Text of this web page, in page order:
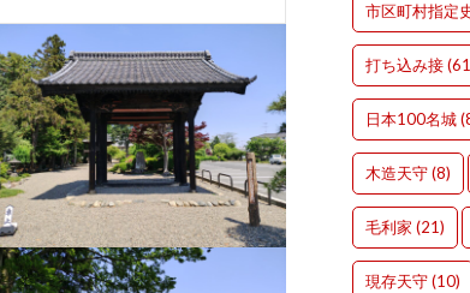
市区町村指定
打ち込み接
日本100名城
木造天守(8)
毛利家 (21)
現存天守(10)